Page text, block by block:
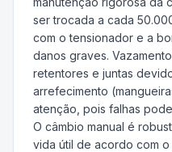
ser trocada a cada
com o tensionador e a
danos graves.
retentores e juntas
arrefecimento
atenção, pois falhas
O câmbio manual é
vida útil de acordo com